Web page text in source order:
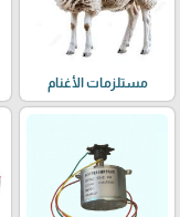
مستلزمات الأغنام